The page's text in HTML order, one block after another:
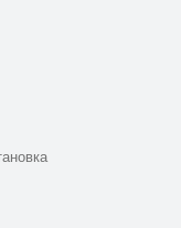
запчасти
кофемашины
полная прочистка
финальное
Ariston
талоном либо
ремонта на дому